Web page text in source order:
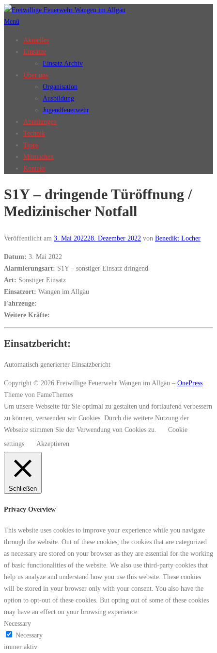
Zum
Inhalt
Menü
Aktuelles
Einsätze
Einsatz Archiv
Über uns
Organisation
Ausbildung
Jugendfeuerwehr
Abteilungen
Technik
Tipps
Mitmachen
Kontakt
S1Y – dringende Türöffnung /
Medizinischer Notfall
Veröffentlicht am 3. Mai 202228. Dezember 2022 von Benedikt Locher
Datum: 3. Mai 2022
Alarmierungsart: S1Y – sonstiger Einsatz dringend
Art: Sonstiger Einsatz
Einsatzort: Wangen im Allgäu
Fahrzeuge:
Weitere Kräfte:
Einsatzbericht:
Automatisch generierter Einsatzbericht
Copyright © 2026 Freiwillige Feuerwehr Wangen im Allgäu – OnePress
Theme von FameThemes
Um unsere Webseite für Sie optimal zu gestalten und fortlaufend verbessern
zu können, verwenden wir Cookies. Durch die weitere Nutzung der
Webseite stimmen Sie der Verwendung von Cookies zu.
Cookie
settings
Akzeptieren
Schließen
Privacy Overview
This website uses cookies to improve your experience while you navigate
through the website. Out of these cookies, the cookies that are categorized
as necessary are stored on your browser as they are essential for the working
of basic functionalities of the website. We also use third-party cookies that
help us analyze and understand how you use this website. These cookies
will be stored in your browser only with your consent. You also have the
option to opt-out of these cookies. But opting out of some of these cookies
may have an effect on your browsing experience.
Necessary
Necessary
immer aktiv